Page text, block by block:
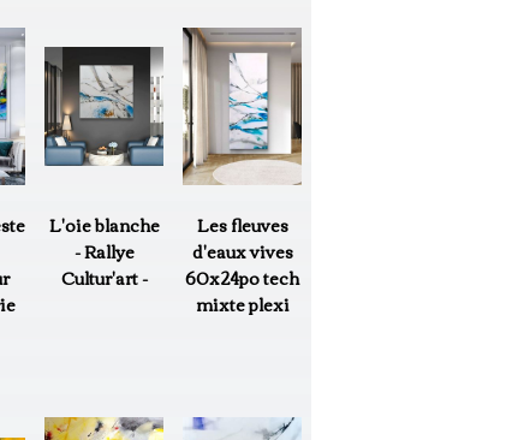
L'oie blanche
- Rallye
Cultur'art -
Les fleuves
d'eaux vives
60x24po tech
mixte plexi